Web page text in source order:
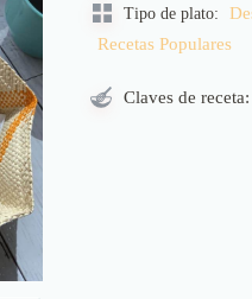
Tipo de plato:
Recetas Populares
Claves de receta: